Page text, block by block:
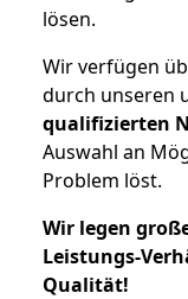
lösen.
Wir verfügen
durch unseren
qualifizierten
Auswahl an
Problem löst.
Wir legen
Leistungs-
Qualität!